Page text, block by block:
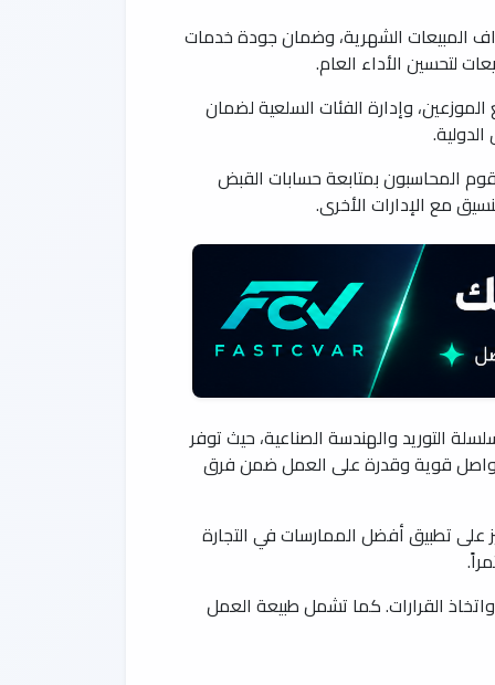
المبيعات الشهرية، وضمان جودة خدمات
لتحسين الأداء العام.
وإدارة الفئات السلعية لضمان
المحاسبون بمتابعة حسابات القبض
مع الإدارات الأخرى.
التوريد والهندسة الصناعية، حيث توفر
تواصل قوية وقدرة على العمل ضمن فرق
تطبيق أفضل الممارسات في التجارة
واتخاذ القرارات. كما تشمل طبيعة العمل